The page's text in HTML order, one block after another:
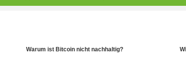
Warum ist Bitcoin nicht nachhaltig?